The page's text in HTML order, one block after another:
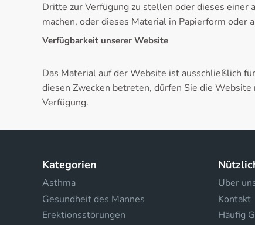
Dritte zur Verfügung zu stellen oder dieses einer
machen, oder dieses Material in Papierform
Verfügbarkeit unserer Website
Das Material auf der Website ist ausschließlich
diesen Zwecken betreten, dürfen Sie die
Verfügung.
Kategorien
Asthma
Gesundheit des Mannes
Erektionsstörungen
Uber
Kontakt
Häufig